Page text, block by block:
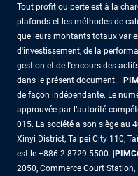
Tout profit ou perte est à la
plafonds et les méthodes de
que leurs montants totaux
d'investissement, de la
gestion et de l'encours des
dans le présent document. |
de façon indépendante. Le
approuvée par l’autorité
015. La société a son siège au
Xinyi District, Taipei City 110,
est le +886 2 8729-5500. |
2050, Commerce Court Station,